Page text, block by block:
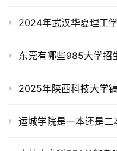
2024年武汉华夏理工
东莞有哪些985大学招
2025年陕西科技大学
运城学院是一本还是二